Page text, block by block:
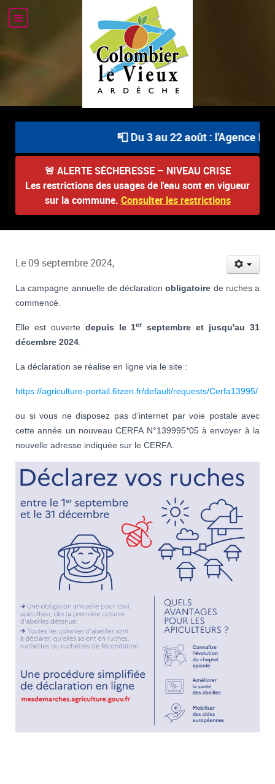
📮 Du 3 au 22 août : l'Agence
🚨 ALERTE SÉCHERESSE – NIVEAU CRISE
Les restrictions des usages de l'eau sont en vigueur
sur la commune. Consulter les restrictions
Le 09 septembre 2024,
La campagne annuelle de déclarationobligatoire de ruches a
commencé.
Elle est ouverte depuis le 1er
septembre et jusqu'au 31
décembre 2024
La déclaration se réalise en ligne via le site :
https://agriculture-portail.6tzen.fr/default/requests/Cerfa13995/
ou si vous ne disposez pas d’internet par voie postale avec
cette année un nouveau CERFA N°139995*05 à envoyer à la
nouvelle adresse indiquée sur le CERFA.